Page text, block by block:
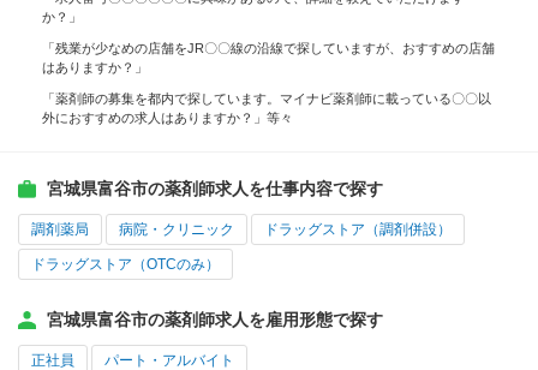
か？」
「残業が少なめの店舗をJR〇〇線の沿線で探していますが、おすすめの店舗
はありますか？」
「薬剤師の募集を都内で探しています。マイナビ薬剤師に載っている〇〇以
外におすすめの求人はありますか？」等々
宮城県富谷市の薬剤師求人を仕事内容で探す
調剤薬局 病院・クリニック ドラッグストア（調剤併設）
ドラッグストア（OTCのみ）
宮城県富谷市の薬剤師求人を雇用形態で探す
正社員 パート・アルバイト